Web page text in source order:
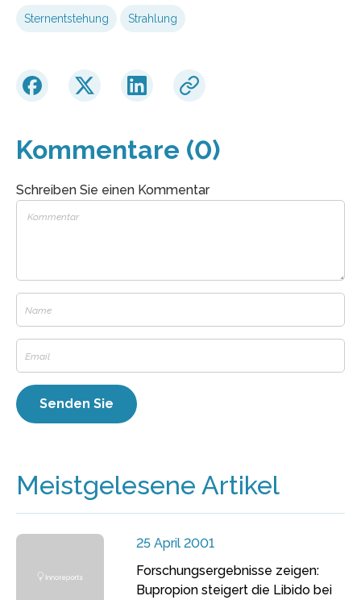
Sternentstehung Strahlung
Kommentare (0)
Schreiben Sie einen Kommentar
Meistgelesene Artikel
25 April 2001
Forschungsergebnisse zeigen:
Bupropion steigert die Libido bei